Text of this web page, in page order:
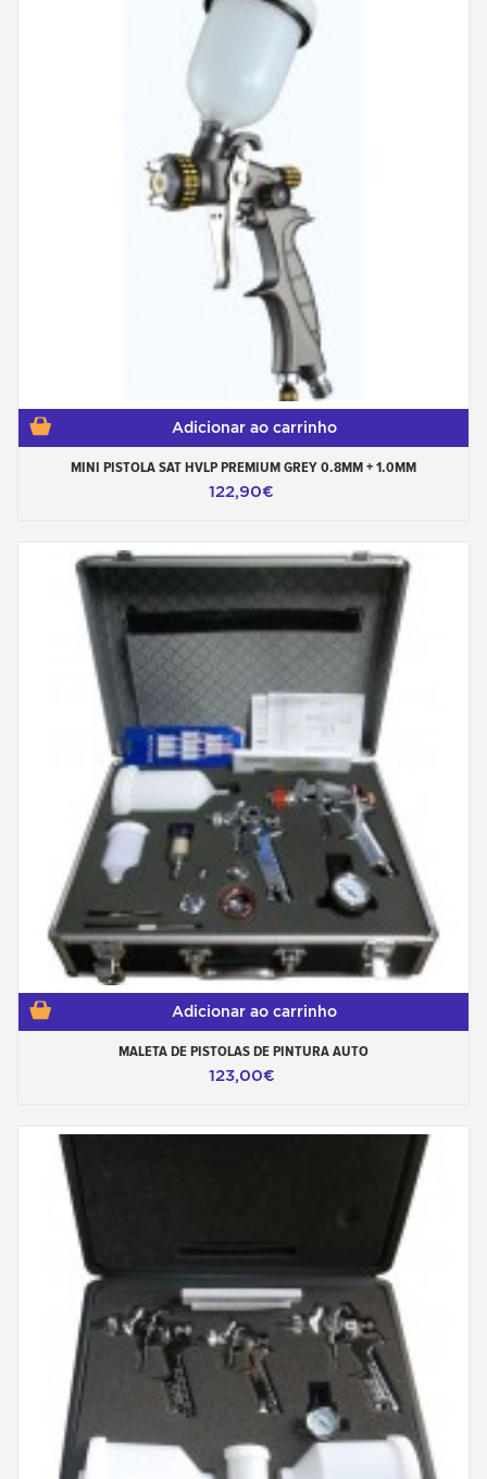
Adicionar ao carrinho
MINI PISTOLA SAT HVLP PREMIUM GREY 0.8MM + 1.0MM
122,90€
Adicionar ao carrinho
MALETA DE PISTOLAS DE PINTURA AUTO
123,00€